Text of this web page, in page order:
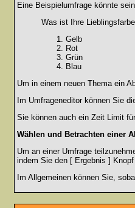
Eine Beispielumfrage könnte
Was ist Ihre
Gelb
Rot
Grün
Blau
Um in einem neuen Thema ein
Im Umfrageneditor können Sie
Sie können auch ein Zeit Limit
Wählen und Betrachten einer
Um an einer Umfrage
indem Sie den [ Ergebnis ]
Im Allgemeinen können Sie,